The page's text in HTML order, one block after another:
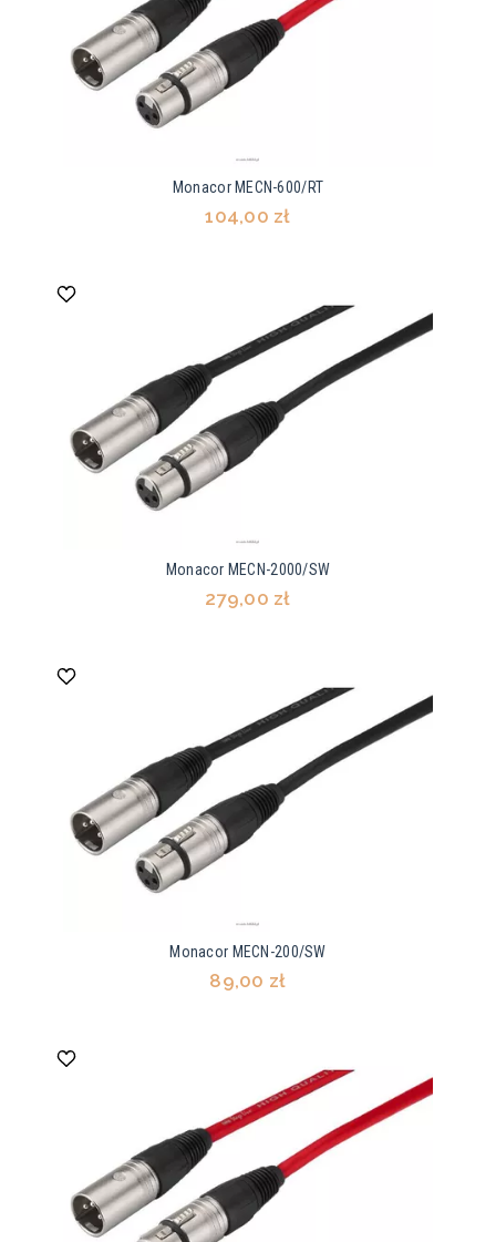
Monacor MECN-600/RT
104,00 zł
Monacor MECN-2000/SW
279,00 zł
Monacor MECN-200/SW
89,00 zł